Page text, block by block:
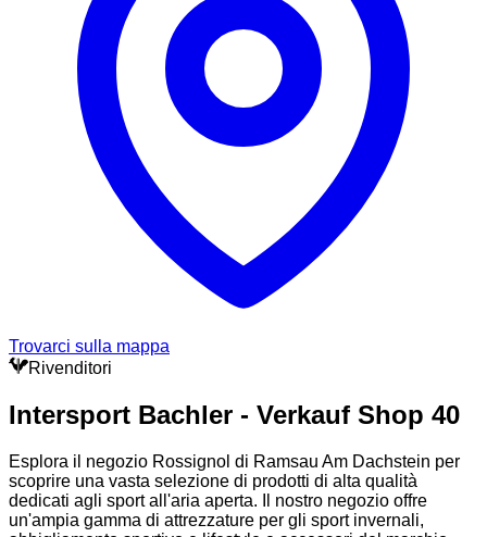
Trovarci sulla mappa
Rivenditori
Intersport Bachler - Verkauf Shop 40
Esplora il negozio Rossignol di Ramsau Am Dachstein per
scoprire una vasta selezione di prodotti di alta qualità
dedicati agli sport all'aria aperta. Il nostro negozio offre
un'ampia gamma di attrezzature per gli sport invernali,